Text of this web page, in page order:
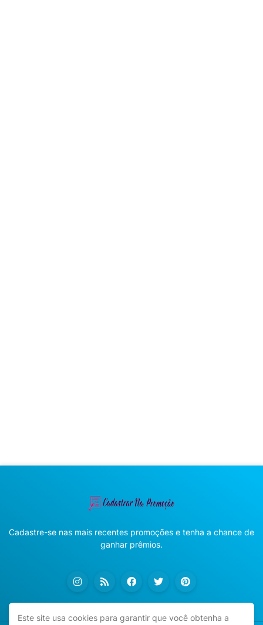
Cadastre-se nas mais recentes promoções e tenha a chance de
ganhar prêmios.
Este site usa cookies para garantir que você obtenha a